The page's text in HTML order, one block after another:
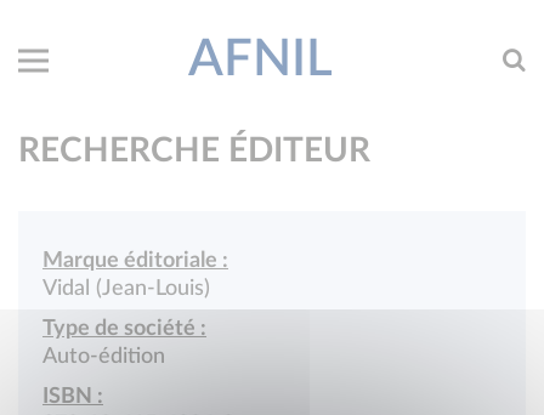
AFNIL
RECHERCHE ÉDITEUR
Marque éditoriale :
Vidal (Jean-Louis)
Type de société :
Auto-édition
ISBN :